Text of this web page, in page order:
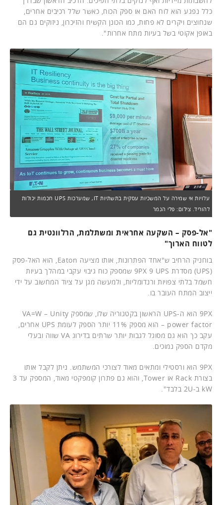
כלל נפגע הוא לוח האם או ספק הכוח, כאשר שלל רכיבים אחרים,
שנחוצים ויקרים לא פחות, כמו הכונן הקשיח והזיכרון, ניזוקים גם הם
באופן אקוטי בשל בעיות מתח אחרות".
עלויות אי שמירה על המשכיות עסקית בתשתיות IT, שמערכות UPS חכמות יכולות
להוריד. צילום: פלי הנמר
"אל-פסק – השקעה אחראית ומשתלמת, הרלוונטית גם
לטווח הארוך"
בוחניק הרחיב ש"אחד הפתרונות, אותו מציעה Eaton, הוא האל-פסק
(UPS) מסדרת 9PX 9 UPS שמספק כוח גיבוי עקבי במהלך בעיות
חשמל בלתי צפויות ורנדומליות, ולמעשה מגן על ציוד המחשוב על ידי
ייצוב המתח העובר בו.
9PX הוא ה-UPS הראשון בקטגוריה שלו, שמספק VA=W – Unity
power factor – הוא מספק 11% יותר הספק לעומת UPS אחרים,
עקב כך הוא גם מסוגל לגבות יותר שרתים בדירוג VA שווה ובעלי
מקדם הספק נמוכים.
9PX הוא ורסטילי ומתאים מאוד לצורכי המשתמש. ניתן לקבל אותו
בצורת Rack או Tower, והוא גם פתרון קומפקטי מאוד, המספק עד 3
kW ב-2U בלבד".